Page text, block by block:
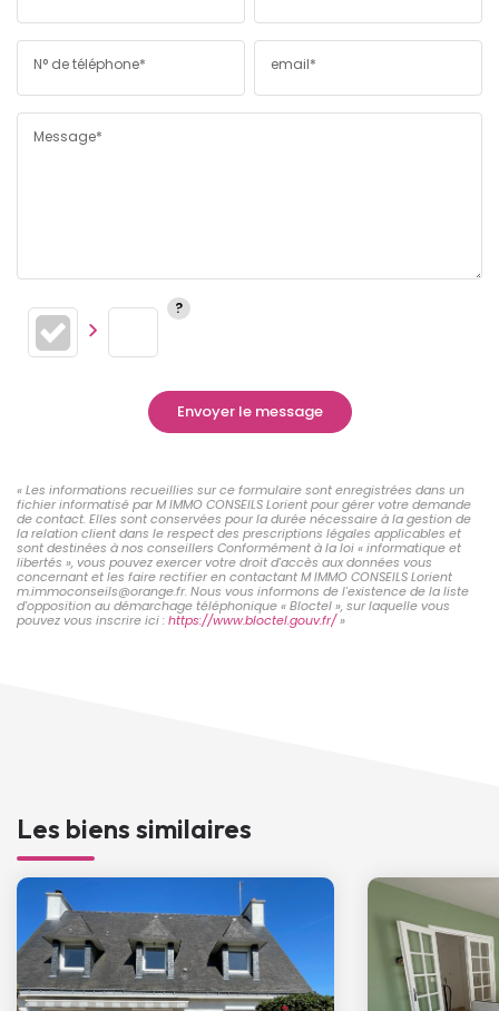
N° de téléphone* email*
Message*
Envoyer le message
« Les informations recueillies sur ce formulaire sont enregistrées dans un
fichier informatisé par M IMMO CONSEILS Lorient pour gérer votre demande
de contact. Elles sont conservées pour la durée nécessaire à la gestion de
la relation client dans le respect des prescriptions légales applicables et
sont destinées à nos conseillers Conformément à la loi « informatique et
libertés », vous pouvez exercer votre droit d'accès aux données vous
concernant et les faire rectifier en contactant M IMMO CONSEILS Lorient
m.immoconseils@orange.fr. Nous vous informons de l'existence de la liste
d'opposition au démarchage téléphonique « Bloctel », sur laquelle vous
pouvez vous inscrire ici : https://www.bloctel.gouv.fr/»
Les biens similaires